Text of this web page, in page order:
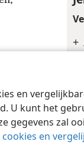
en
U kunt het
gegevens zal
en
+
*
*
Privacybeleid